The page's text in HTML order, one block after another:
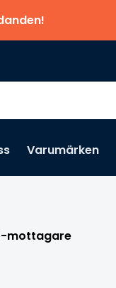
Varumärken
mottagare